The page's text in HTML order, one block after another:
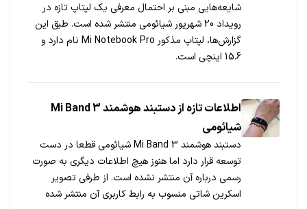
شایعه‌هایی مبنی بر احتمال معرفی یک لپتاپ تازه در
رویداد 20 شهریور شیائومی منتشر شده است. طبق این
گزارش‌ها، لپتاپ مذکور Mi Notebook Pro نام دارد و
15.6 اینچی است.
اطلاعات تازه از دستبند هوشمند Mi Band 3
شیائومی
دستبند هوشمند Mi Band 3 شیائومی قطعا در دست
توسعه قرار دارد اما هنوز هیچ اطلاعات دیگری به صورت
رسمی درباره آن منتشر نشده است. از طرفی تصویر
اسکرین شاتی منسوب به رابط کاربری آن منتشر شده